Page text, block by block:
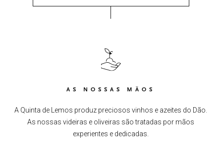
AS NOSSAS MÃOS
A Quinta de Lemos produz preciosos vinhos e azeites do Dão.
As nossas videiras e oliveiras são tratadas por mãos
experientes e dedicadas.